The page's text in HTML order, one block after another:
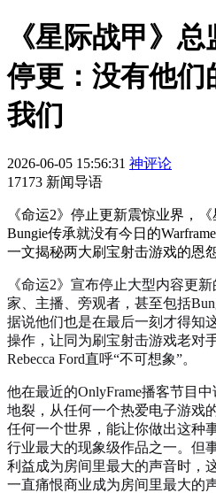
《星际战甲》总
停更：没有他们
我们
2026-06-05 15:56:31 神评论
17173 新闻导语
《命运2》停止更新震惊业界，
Bungie传承就没有今日的
一文揭秘两大刷宝射击游戏的恩
《命运2》宣布停止大型内容更
家、主播、旁观者，甚至包括
据说他们也是在最后一刻才得知
操作，让同为刷宝射击游戏老对
Rebecca Ford直呼“不可想象”。
他在最近的OnlyFrame播客节目
地裂，从任何一个热爱电子游戏
任何一个世界，能让你做出这种
行业最大的现象级作品之一。但
利益成为房间里最大的声音时，
一直痛恨商业成为房间里最大的